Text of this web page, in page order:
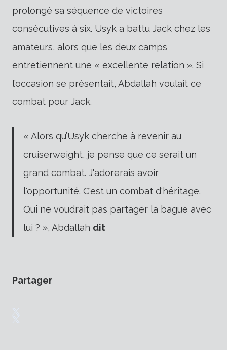
prolongé sa séquence de victoires
consécutives à six. Usyk a battu Jack chez les
amateurs, alors que les deux camps
entretiennent une « excellente relation ». Si
l’occasion se présentait, Abdallah voulait ce
combat pour Jack.
« Alors qu’Usyk cherche à revenir au
cruiserweight, je pense que ce serait un
grand combat. J'adorerais avoir
l'opportunité. C'est un combat d'héritage.
Qui ne voudrait pas partager la bague avec
lui ? », Abdallah dit
Partager